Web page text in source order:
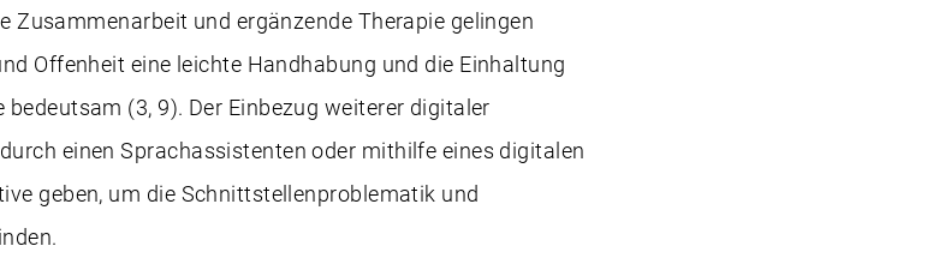
Zusammenarbeit und ergänzende Therapie gelingen
Offenheit eine leichte Handhabung und die Einhaltung
(3, 9). Der Einbezug weiterer digitaler
einen Sprachassistenten oder mithilfe eines digitalen
geben, um die Schnittstellenproblematik und